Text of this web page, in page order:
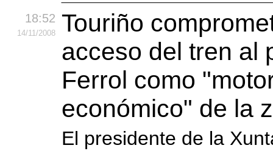
18:52
14/11/2008
Touriño
acceso del tren al
Ferrol como
económico" de la
El presidente de la